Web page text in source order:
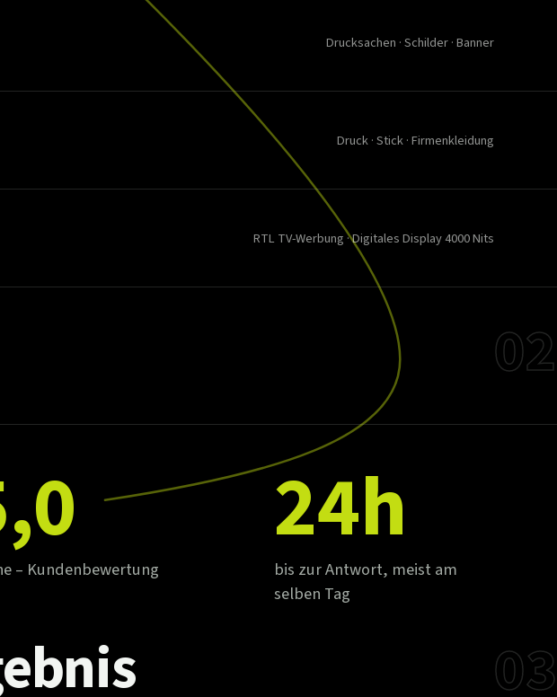
Drucksachen · Schilder · Banner
Druck · Stick · Firmenkleidung
RTL TV-Werbung · Digitales Display 4000 Nits
02
– Kundenbewertung
24h
bis zur Antwort, meist am
selben Tag
03